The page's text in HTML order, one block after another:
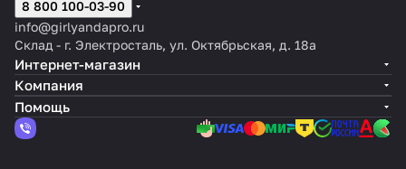
шнура
шнура
8 800 100-03-90
info@girlyandapro.ru
Склад - г. Электросталь, ул. Октябрьская, д. 18а
Интернет-магазин
Компания
Помощь